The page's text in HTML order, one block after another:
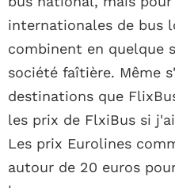
internationales de bus
combinent en quelque
société faîtière. Même
destinations que
les prix de FlxiBus si
Les prix Eurolines
autour de 20 euros